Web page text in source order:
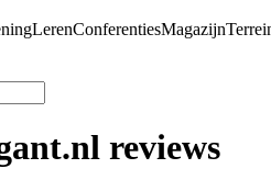
LerenConferentiesMagazijn
reviews